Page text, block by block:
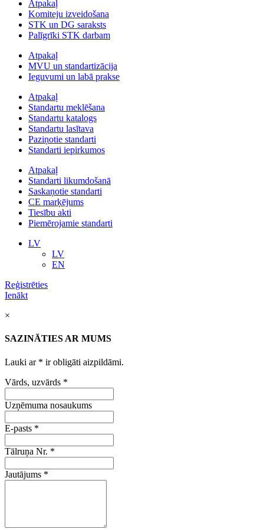
Atpakaļ
Komiteju izveidošana
STK un DG saraksts
Palīgrīki STK darbam
Atpakaļ
MVU un standartizācija
Ieguvumi un labā prakse
Atpakaļ
Standartu meklēšana
Standartu katalogs
Standartu lasītava
Paziņotie standarti
Standarti iepirkumos
Atpakaļ
Standarti likumdošanā
Saskaņotie standarti
CE marķējums
Tiesību akti
Piemērojamie standarti
LV
LV
EN
Reģistrēties
Ienākt
×
SAZINĀTIES AR MUMS
Lauki ar * ir obligāti aizpildāmi.
Vārds, uzvārds *
Uzņēmuma nosaukums
E-pasts *
Tālruņa Nr. *
Jautājums *